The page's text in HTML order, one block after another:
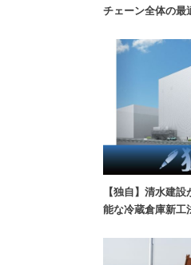
チェーン全体の最
【独自】清水建
能な冷蔵倉庫新工